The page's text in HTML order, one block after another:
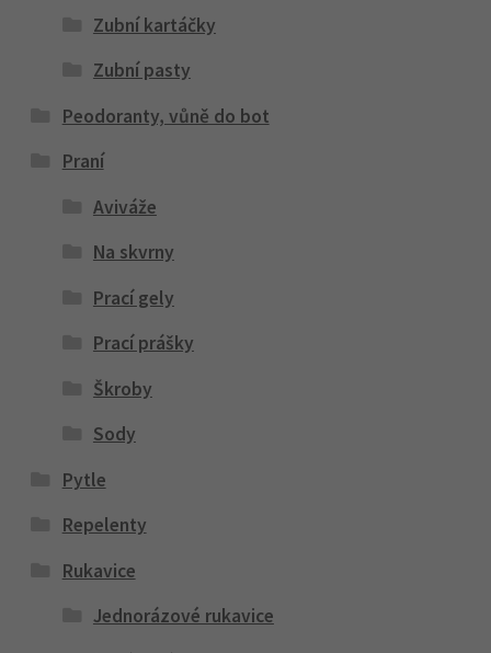
Zubní kartáčky
Zubní pasty
Peodoranty, vůně do bot
Praní
Aviváže
Na skvrny
Prací gely
Prací prášky
Škroby
Sody
Pytle
Repelenty
Rukavice
Jednorázové rukavice